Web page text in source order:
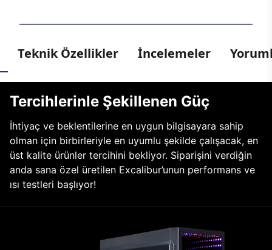
Teknik Özellikler İncelemeler
Tercihlerinle Şekillenen Güç
İhtiyaç ve beklentilerine en uygun bilgisayara sahip
olman için birbirleriyle en uyumlu şekilde çalışacak, en
üst kalite ürünler tercihini bekliyor. Siparişini verdiğin
anda sana özel üretilen Excalibur’unun performans ve
ısı testleri başlıyor!